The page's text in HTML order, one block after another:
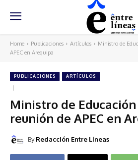
Home Publicaciones Artículos
Ministro de
APEC en Arequipa
PUBLICACIONES ARTÍCULOS
Ministro de
reunión de APEC en
By Redacción Entre Líneas